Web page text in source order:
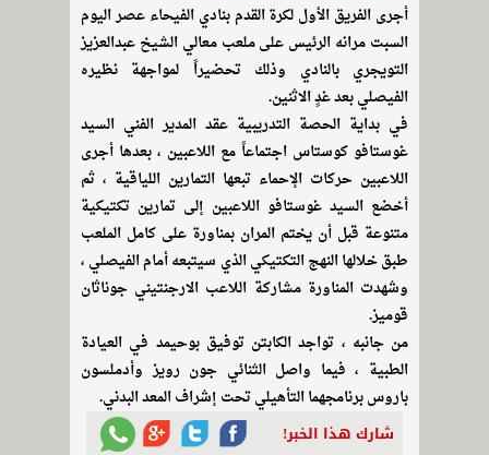
أجرى الفريق الأول لكرة القدم بنادي الفيحاء عصر اليوم
السبت مرانه الرئيس على ملعب معالي الشيخ عبدالعزيز
التويجري بالنادي وذلك تحضيراً لمواجهة نظيره
الفيصلي بعد غدٍ الاثنين.
في بداية الحصة التدريبية عقد المدير الفني السيد
غوستافو كوستاس اجتماعاً مع اللاعبين ، بعدها أجرى
اللاعبين حركات الإحماء تبعها التمارين اللياقية ، ثم
أخضع السيد غوستافو اللاعبين إلى تمارين تكتيكية
متنوعة قبل أن يختم المران بمناورة على كامل الملعب
طبق خلالها النهج التكتيكي الذي سيتبعه أمام الفيصلي ،
وشهدت المناورة مشاركة اللاعب الارجنتيني جوناثان
قوميز.
من جانبه ، تواجد الكابتن توفيق بوحيمد في العيادة
الطبية ، فيما واصل الثنائي جون رويز وأدملسون
باروس برنامجهما التأهيلي تحت إشراف المعد البدني.
شارك هذا الخبر!